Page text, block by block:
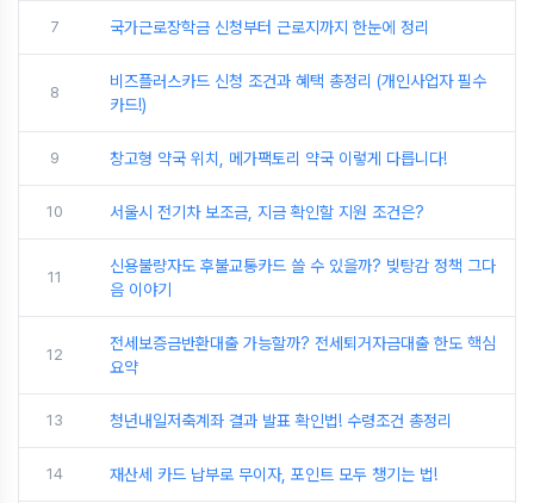
7 국가근로장학금 신청부터 근로지까지 한눈에 정리
8
비즈플러스카드 신청 조건과 혜택 총정리 (개인사업자 필수
카드!)
9 창고형 약국 위치, 메가팩토리 약국 이렇게 다릅니다!
10 서울시 전기차 보조금, 지금 확인할 지원 조건은?
11
신용불량자도 후불교통카드 쓸 수 있을까? 빚탕감 정책 그다
음 이야기
12
전세보증금반환대출 가능할까? 전세퇴거자금대출 한도 핵심
요약
13 청년내일저축계좌 결과 발표 확인법! 수령조건 총정리
14 재산세 카드 납부로 무이자, 포인트 모두 챙기는 법!